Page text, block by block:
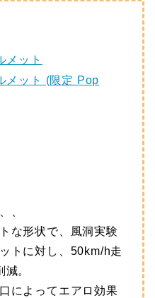
メット
メット (限定 Pop
、
な形状で、風洞実験
トに対し、50km/h走
。
によってエアロ効果